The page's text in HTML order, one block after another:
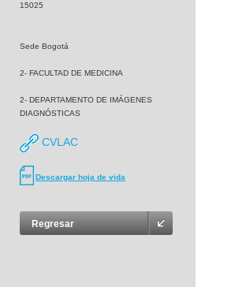
15025
Sede Bogotá
2- FACULTAD DE MEDICINA
2- DEPARTAMENTO DE IMÁGENES
DIAGNÓSTICAS
CVLAC
Descargar hoja de vida
Regresar